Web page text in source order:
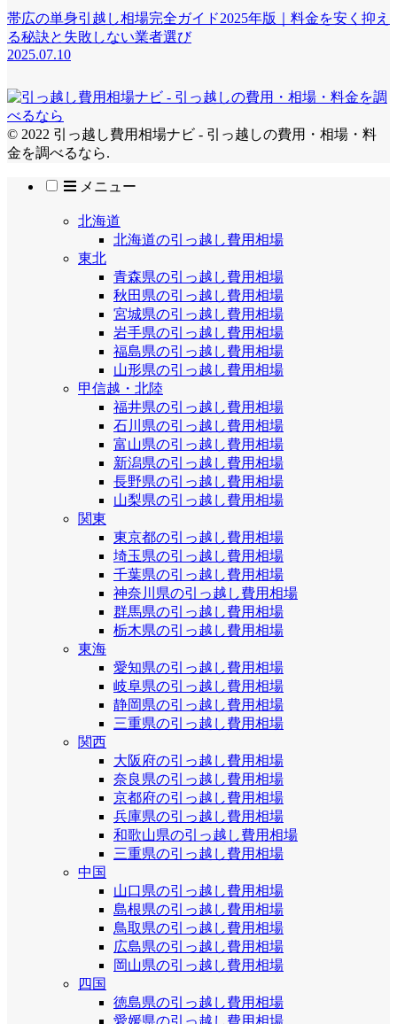
帯広の単身引越し相場完全ガイド2025年版｜料金を安く抑え
る秘訣と失敗しない業者選び
2025.07.10
© 2022 引っ越し費用相場ナビ - 引っ越しの費用・相場・料
金を調べるなら.
メニュー
北海道
北海道の引っ越し費用相場
東北
青森県の引っ越し費用相場
秋田県の引っ越し費用相場
宮城県の引っ越し費用相場
岩手県の引っ越し費用相場
福島県の引っ越し費用相場
山形県の引っ越し費用相場
甲信越・北陸
福井県の引っ越し費用相場
石川県の引っ越し費用相場
富山県の引っ越し費用相場
新潟県の引っ越し費用相場
長野県の引っ越し費用相場
山梨県の引っ越し費用相場
関東
東京都の引っ越し費用相場
埼玉県の引っ越し費用相場
千葉県の引っ越し費用相場
神奈川県の引っ越し費用相場
群馬県の引っ越し費用相場
栃木県の引っ越し費用相場
東海
愛知県の引っ越し費用相場
岐阜県の引っ越し費用相場
静岡県の引っ越し費用相場
三重県の引っ越し費用相場
関西
大阪府の引っ越し費用相場
奈良県の引っ越し費用相場
京都府の引っ越し費用相場
兵庫県の引っ越し費用相場
和歌山県の引っ越し費用相場
三重県の引っ越し費用相場
中国
山口県の引っ越し費用相場
島根県の引っ越し費用相場
鳥取県の引っ越し費用相場
広島県の引っ越し費用相場
岡山県の引っ越し費用相場
四国
徳島県の引っ越し費用相場
愛媛県の引っ越し費用相場